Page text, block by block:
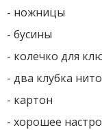
- ножницы
- бусины
- колечко для
- два клубка
- картон
- хорошее